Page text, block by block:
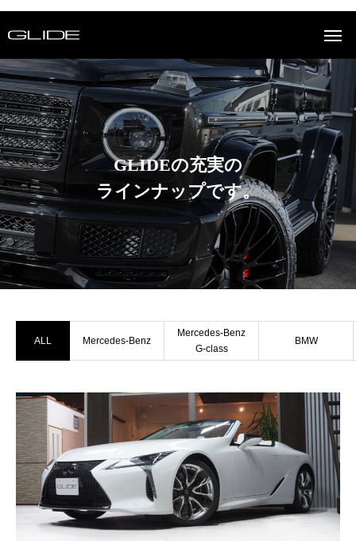
GLIDEの充実の
ラインナップです。
ALL Mercedes-Benz
Mercedes-Benz
G-class
BMW